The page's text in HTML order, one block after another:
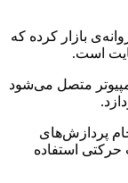
بازار کرده که
متصل می‌شود
پردازش‌های
استفاده